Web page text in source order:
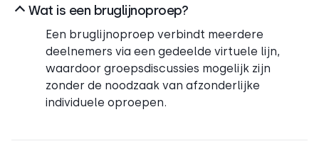
Wat is een bruglijnoproep?
Een bruglijnoproep verbindt meerdere
deelnemers via een gedeelde virtuele lijn,
waardoor groepsdiscussies mogelijk zijn
zonder de noodzaak van afzonderlijke
individuele oproepen.